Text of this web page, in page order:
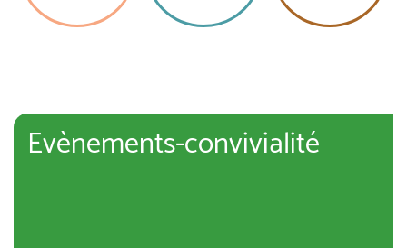
Evènements-convivialité